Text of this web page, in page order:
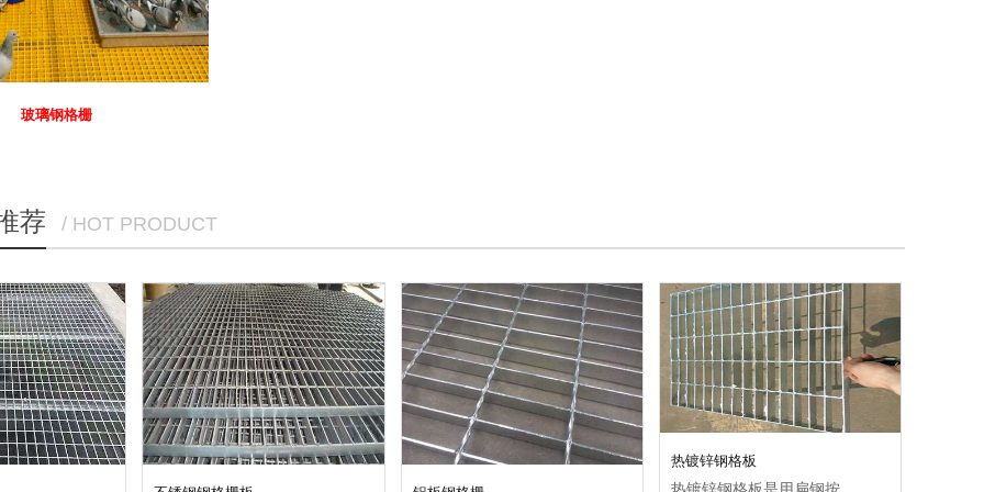
玻璃钢格栅
荐 / HOT PRODUCT
热镀锌钢格板